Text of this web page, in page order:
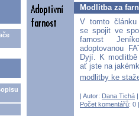
Modlitba za
V tomto článku
se spojit ve
farnost
adoptovanou
Dyjí. K
ať jste na
modlitby ke
| Autor: Dana Tichá
Počet komentářů: 0